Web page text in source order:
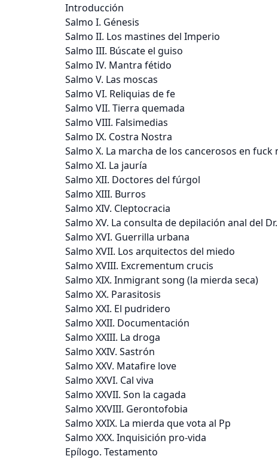
Introducción
Salmo I. Génesis
Salmo II. Los mastines del Imperio
Salmo III. Búscate el guiso
Salmo IV. Mantra fétido
Salmo V. Las moscas
Salmo VI. Reliquias de fe
Salmo VII. Tierra quemada
Salmo VIII. Falsimedias
Salmo IX. Costra Nostra
Salmo X. La marcha de los cancerosos en fuck
Salmo XI. La jauría
Salmo XII. Doctores del fúrgol
Salmo XIII. Burros
Salmo XIV. Cleptocracia
Salmo XV. La consulta de depilación anal del
Salmo XVI. Guerrilla urbana
Salmo XVII. Los arquitectos del miedo
Salmo XVIII. Excrementum crucis
Salmo XIX. Inmigrant song (la mierda seca)
Salmo XX. Parasitosis
Salmo XXI. El pudridero
Salmo XXII. Documentación
Salmo XXIII. La droga
Salmo XXIV. Sastrón
Salmo XXV. Matafire love
Salmo XXVI. Cal viva
Salmo XXVII. Son la cagada
Salmo XXVIII. Gerontofobia
Salmo XXIX. La mierda que vota al Pp
Salmo XXX. Inquisición pro-vida
Epílogo. Testamento